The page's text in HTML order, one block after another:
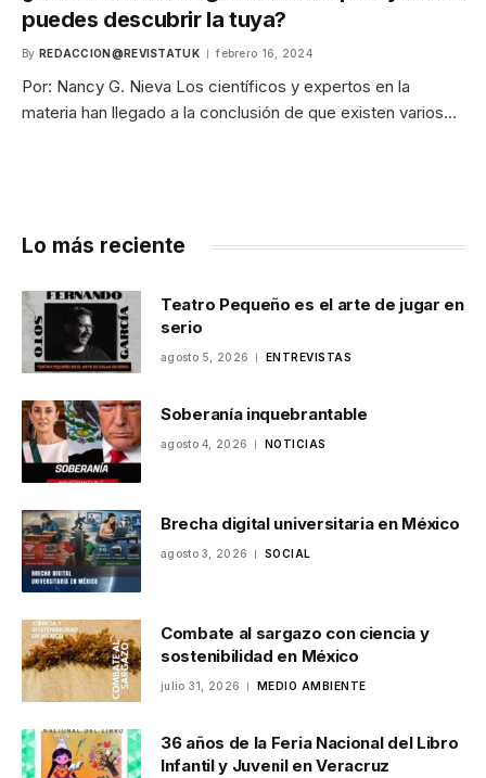
puedes descubrir la tuya?
By REDACCION@REVISTATUK febrero 16, 2024
Por: Nancy G. Nieva Los científicos y expertos en la
materia han llegado a la conclusión de que existen varios…
Lo más reciente
Teatro Pequeño es el arte de jugar en
serio
agosto 5, 2026 ENTREVISTAS
Soberanía inquebrantable
agosto 4, 2026 NOTICIAS
Brecha digital universitaria en México
agosto 3, 2026 SOCIAL
Combate al sargazo con ciencia y
sostenibilidad en México
julio 31, 2026 MEDIO AMBIENTE
36 años de la Feria Nacional del Libro
Infantil y Juvenil en Veracruz